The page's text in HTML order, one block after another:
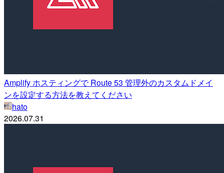
Amplify ホスティングで Route 53 管理外のカスタムドメイ
ンを設定する方法を教えてください
hato
2026.07.31